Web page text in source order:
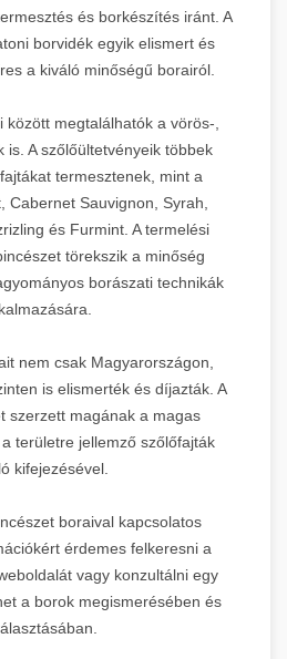
és borkészítés iránt. A
borvidék egyik elismert és
a kiváló minőségű borairól.
között megtalálhatók a vörös-,
is. A szőlőültetvényeik többek
termesztenek, mint a
Cabernet Sauvignon, Syrah,
és Furmint. A termelési
törekszik a minőség
borászati technikák
nem csak Magyarországon,
is elismerték és díjazták. A
szerzett magának a magas
területre jellemző szőlőfajták
kifejezésével.
boraival kapcsolatos
érdemes felkeresni a
vagy konzultálni egy
a borok megismerésében és